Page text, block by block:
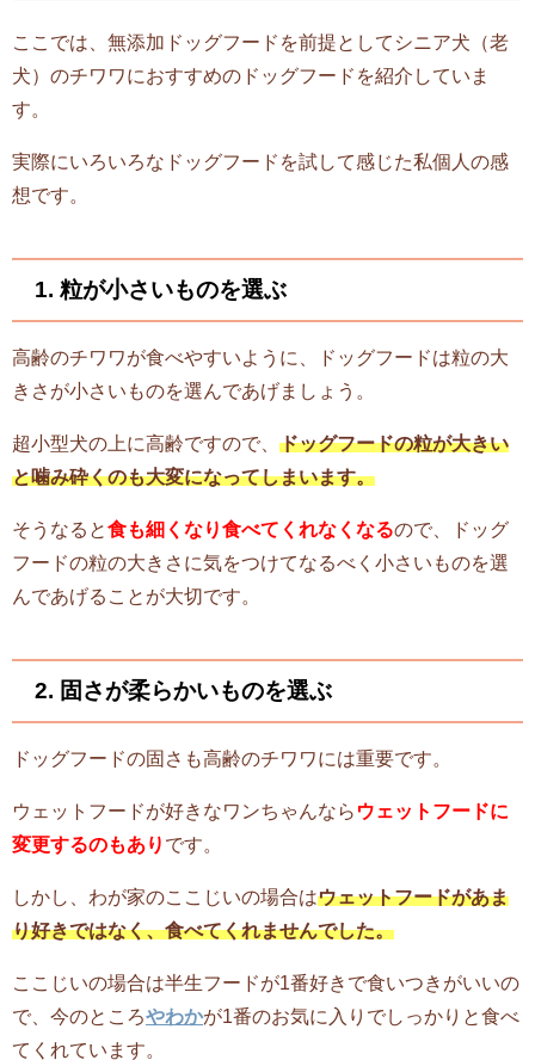
ここでは、無添加ドッグフードを前提としてシニア犬（老
犬）のチワワにおすすめのドッグフードを紹介していま
す。
実際にいろいろなドッグフードを試して感じた私個人の感
想です。
1. 粒が小さいものを選ぶ
高齢のチワワが食べやすいように、ドッグフードは粒の大
きさが小さいものを選んであげましょう。
超小型犬の上に高齢ですので、 ドッグフードの粒が大きい
と噛み砕くのも大変になってしまいます。
そうなると食も細くなり食べてくれなくなるので、ドッグ
フードの粒の大きさに気をつけてなるべく小さいものを選
んであげることが大切です。
2. 固さが柔らかいものを選ぶ
ドッグフードの固さも高齢のチワワには重要です。
ウェットフードが好きなワンちゃんなら ウェットフードに
変更するのもあり です。
しかし、わが家のここじいの場合はウェットフードがあま
り好きではなく、食べてくれませんでした。
ここじいの場合は半生フードが1番好きで食いつきがいいの
で、今のところやわかが1番のお気に入りでしっかりと食べ
てくれています。